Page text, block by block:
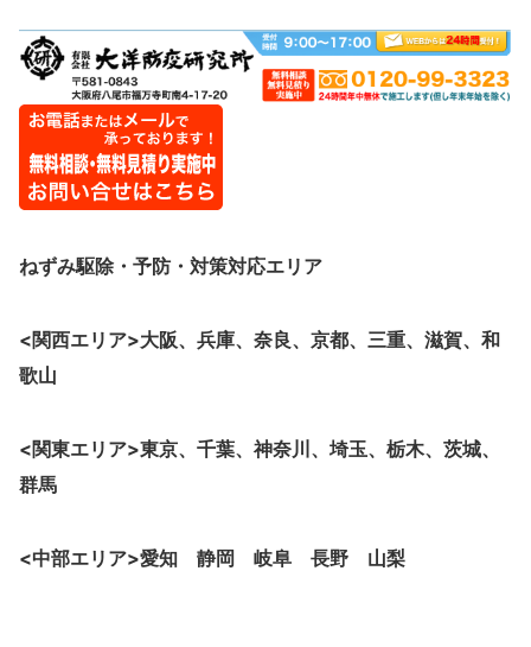
ねずみ駆除・予防・対策対応エリア
<関西エリア>大阪、 兵庫、奈良、京都、三重、滋賀、和
歌山
<関東エリア>東京、千葉、神奈川、埼玉、栃木、茨城、
群馬
<中部エリア>愛知 静岡 岐阜 長野 山梨